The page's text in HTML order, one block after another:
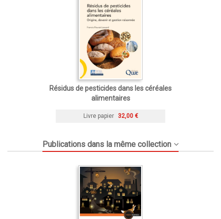
Résidus de pesticides dans les céréales
alimentaires
Livre papier 32,00 €
Publications dans la même collection